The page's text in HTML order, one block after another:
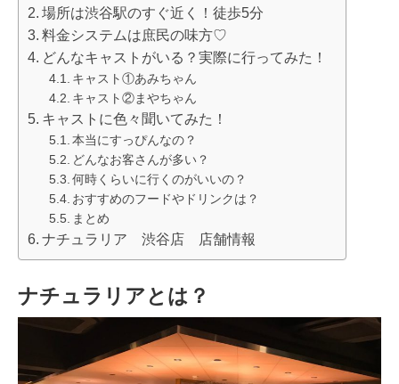
場所は渋谷駅のすぐ近く！徒歩5分
料金システムは庶民の味方♡
どんなキャストがいる？実際に行ってみた！
キャスト①あみちゃん
キャスト②まやちゃん
キャストに色々聞いてみた！
本当にすっぴんなの？
どんなお客さんが多い？
何時くらいに行くのがいいの？
おすすめのフードやドリンクは？
まとめ
ナチュラリア 渋谷店 店舗情報
ナチュラリアとは？